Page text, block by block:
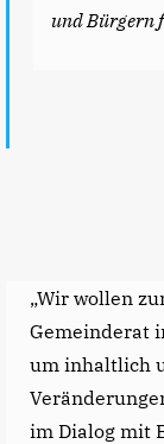
und Bürgern
„Wir wollen
Gemeinderat
um inhaltlich
im Dialog mit